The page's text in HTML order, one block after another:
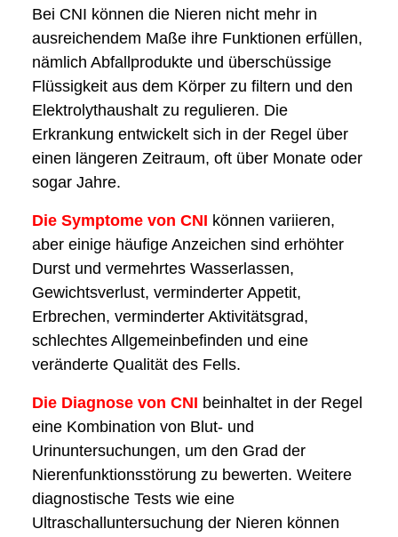
Bei CNI können die Nieren nicht mehr in
ausreichendem Maße ihre Funktionen erfüllen,
nämlich Abfallprodukte und überschüssige
Flüssigkeit aus dem Körper zu filtern und den
Elektrolythaushalt zu regulieren. Die
Erkrankung entwickelt sich in der Regel über
einen längeren Zeitraum, oft über Monate oder
sogar Jahre.
Die Symptome von CNI können variieren,
aber einige häufige Anzeichen sind erhöhter
Durst und vermehrtes Wasserlassen,
Gewichtsverlust, verminderter Appetit,
Erbrechen, verminderter Aktivitätsgrad,
schlechtes Allgemeinbefinden und eine
veränderte Qualität des Fells.
Die Diagnose von CNI beinhaltet in der Regel
eine Kombination von Blut- und
Urinuntersuchungen, um den Grad der
Nierenfunktionsstörung zu bewerten. Weitere
diagnostische Tests wie eine
Ultraschalluntersuchung der Nieren können